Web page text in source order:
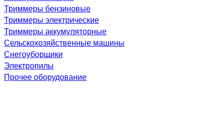
Триммеры бензиновые
Триммеры электрические
Триммеры аккумуляторные
Сельскохозяйственные машины
Снегоуборщики
Электропилы
Прочее оборудование